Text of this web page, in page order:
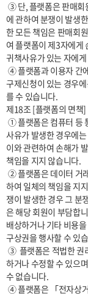
에 관하여 분쟁이 발생
한 모든 책임은 판매회
여 플랫폼이 제3자에게
귀책사유가 있는 자에
구제신청이 있는 경우
를 수 있습니다.
제18조 [플랫폼의 면책]
사유가 발생한 경우에
이와 관련하여 손해가
책임을 지지 않습니다.
하여 일체의 책임을 지
쟁이 발생한 경우 그 분
은 해당 회원이 부담합
배상하거나 기타 비용
구상권을 행사할 수 있
하거나 수정할 수 있으
수 없습니다.